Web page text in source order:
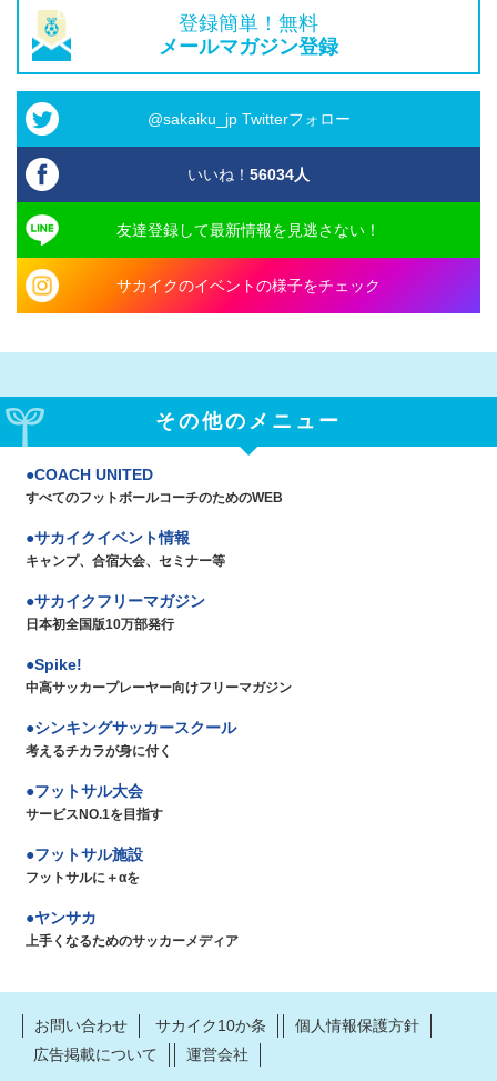
登録簡単！無料
メールマガジン登録
@sakaiku_jp Twitterフォロー
いいね！ 56034人
友達登録して最新情報を見逃さない！
サカイクのイベントの様子をチェック
その他のメニュー
COACH UNITED
すべてのフットボールコーチのためのWEB
サカイクイベント情報
キャンプ、合宿大会、セミナー等
サカイクフリーマガジン
日本初全国版10万部発行
Spike!
中高サッカープレーヤー向けフリーマガジン
シンキングサッカースクール
考えるチカラが身に付く
フットサル大会
サービスNO.1を目指す
フットサル施設
フットサルに＋αを
ヤンサカ
上手くなるためのサッカーメディア
お問い合わせ サカイク10か条
個人情報保護方針
広告掲載について
運営会社